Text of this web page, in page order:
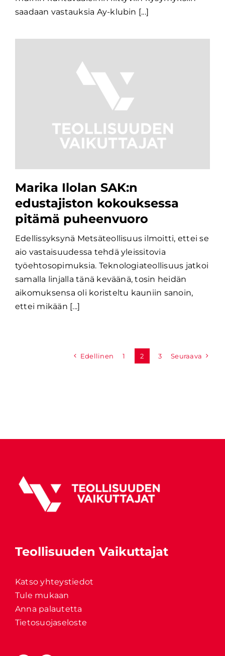
saadaan vastauksia Ay-klubin [...]
Marika Ilolan SAK:n
edustajiston kokouksessa
pitämä puheenvuoro
Edellissyksynä Metsäteollisuus ilmoitti, ettei se
aio vastaisuudessa tehdä yleissitovia
työehtosopimuksia. Teknologiateollisuus jatkoi
samalla linjalla tänä keväänä, tosin heidän
aikomuksensa oli koristeltu kauniin sanoin,
ettei mikään [...]
Edellinen 1 2 3 Seuraava
Teollisuuden Vaikuttajat
Katso yhteystiedot
Tule mukaan
Anna palautetta
Tietosuojaseloste